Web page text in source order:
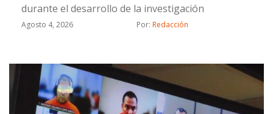
durante el desarrollo de la investigación
Agosto 4, 2026 Por: Redacción